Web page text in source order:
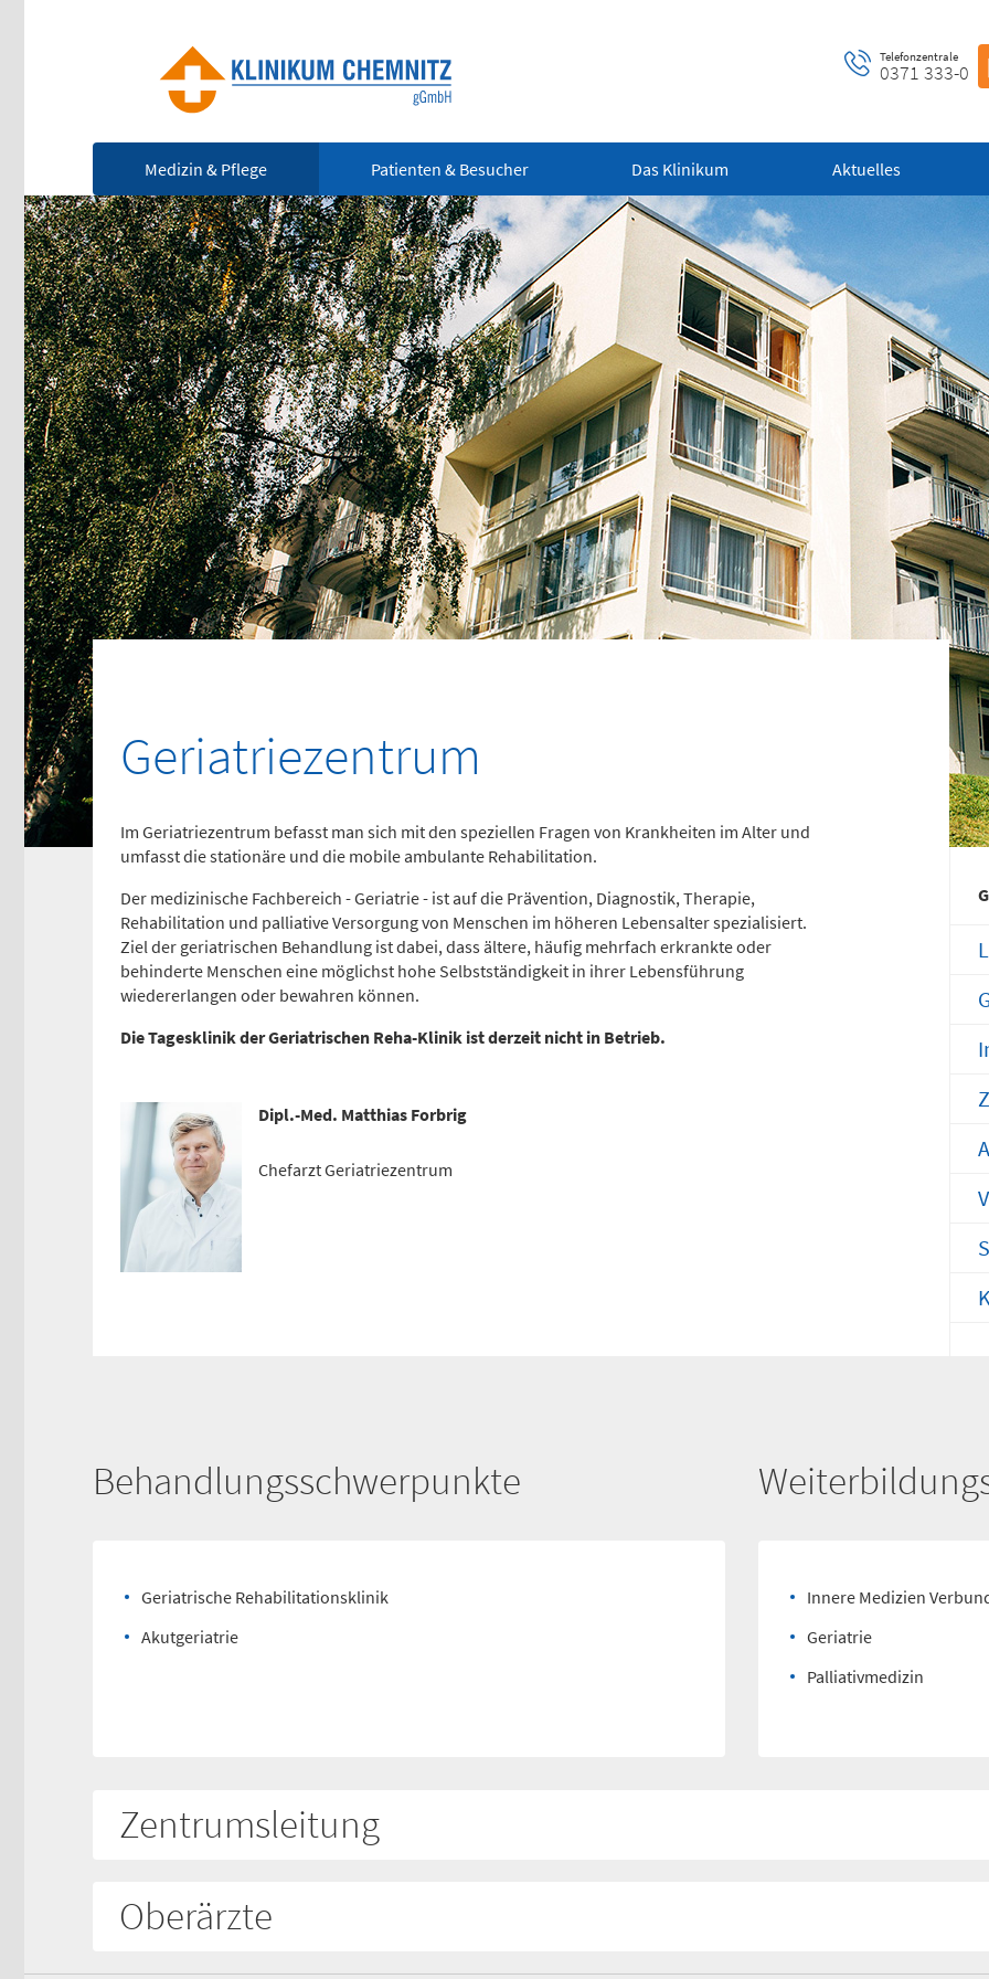
Telefonzentrale
0371 333-0
Notfall
Rettungsdienst
112
Giftnotruf
0361 730730
Ärztlicher Bereitschaftsdienst
116117
Psychiatrische
Notfallaufnahme
Für Erwachsene:
0371 - 333 12600
Für Kinder:
0371 - 333 12200
(Haus 8)
Zentrale Notaufnahme
(0 bis 24 Uhr)
Für alle dringenden und
lebensbedrohlichen medizinischen
Notfälle (Flemmingstraße 2)
Telefon
0371 - 333 35500
Notfall-Cardio-Hotline
(0 bis 24 Uhr)
Für kardiologische Notfälle (zum
Beispiel Herzinfarkt)
Telefon
0172 - 377 2436
Kinderchirurgische
Notfallambulanz
Telefon
0371 - 333 36328
Geburtensaal
Telefon
0371 - 333 24350
Gefäß- und
Thoraxhotline
Bereitschaftsdienst
Telefon
0173 - 566 6514
Anfahrtskarte (PDF)
Medizin & Pflege Patienten & Besucher Das Klinikum Aktuelles
Geriatriezentrum
Im Geriatriezentrum befasst man sich mit den speziellen Fragen von Krankheiten im Alter und
umfasst die stationäre und die mobile ambulante Rehabilitation.
Der medizinische Fachbereich - Geriatrie - ist auf die Prävention, Diagnostik, Therapie,
Rehabilitation und palliative Versorgung von Menschen im höheren Lebensalter spezialisiert.
Ziel der geriatrischen Behandlung ist dabei, dass ältere, häufig mehrfach erkrankte oder
behinderte Menschen eine möglichst hohe Selbstständigkeit in ihrer Lebensführung
wiedererlangen oder bewahren können.
Die Tagesklinik der Geriatrischen Reha-Klinik ist derzeit nicht in Betrieb.
Dipl.-Med. Matthias Forbrig
Chefarzt Geriatriezentrum
Behandlungsschwerpunkte
Geriatrische Rehabilitationsklinik
Akutgeriatrie
Innere Medizien
Geriatrie
Palliativmedizin
Zentrumsleitung
Oberärzte